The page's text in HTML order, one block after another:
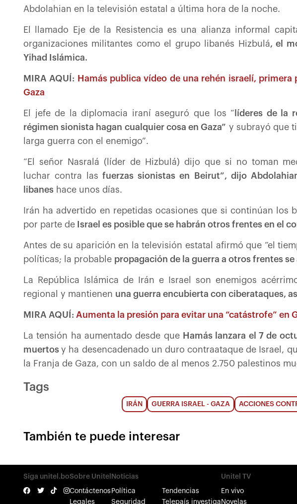
Abdolahian en la televisión estatal a última hora de la noche.
El llamado Eje de la Resistencia es una alianza informal
organizaciones militantes como el grupo libanés Hizbulá, el
Yihad Islámica.
MIRA AQUÍ: Hamás publica vídeo de una rehén israelí,
Gaza
El jefe de la diplomacia iraní aseguró que los “ líderes de la
régimen sionista hagan cualquier cosa en Gaza” y subrayó que
larga guerra con el enemigo”.
“El señor Nasralá (líder de Hizbulá) dijo que si no toman
luchar contra las fuerzas sionistas en Beirut”, dijo
libanes hace unos días.
Irán ha advertido en repetidas ocasiones que si continúan los
por parte de Israel es posible que se habrán otros frentes en el
Antes de su aparición en la televisión estatal afirmó que “el
políticas; la probable propagación de la guerra a otros frentes
La República Islámica de Irán e Israel son enemigos
regional y mantienen una guerra encubierta con ciberataques,
MIRA AQUÍ: Aumenta la presión para evitar una “catástrofe” en
La tensión ha aumentado desde que Hamás lanzara el 7 de
muertosy ha desencadenado un duro contraataque de Israel,
la Franja de Gaza, con un saldo de al menos 2.750 palestinos
Tags
IRÁN GUERRA ISRAEL - GAZA ACCIONES
También te puede interesar
Siga unitel.boSobre Unitel
Contáctenos
Legales
Noticias
Política
Seguridad
Tendencias
Telepaís investiga
Unitel TV
En vivo
Novelas